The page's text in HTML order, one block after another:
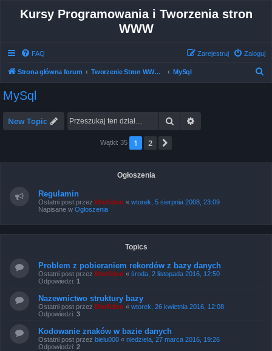
Kursy Programowania i Tworzenia stron
WWW
FAQ Zaloguj
Zarejestruj
Strona główna forum Tworzenie Stron WWW - Pomoc - Dyskusja MySql
MySql
New Topic Szukaj
Wątki: 35 1 2
Ogłoszenia
Regulamin
Ostatni post przez Morfidon « wtorek, 5 sierpnia 2008, 23:09
Napisane w Ogłoszenia
Topics
Problem z pobieraniem rekordów z bazy danych
Ostatni post przez Morfidon « środa, 2 listopada 2016, 12:50
Odpowiedzi: 1
Nazewnictwo struktury bazy
Ostatni post przez Morfidon « wtorek, 26 kwietnia 2016, 12:08
Odpowiedzi: 3
Kodowanie znaków w bazie danych
Ostatni post przez bielu000 « niedziela, 27 marca 2016, 19:26
Odpowiedzi: 2